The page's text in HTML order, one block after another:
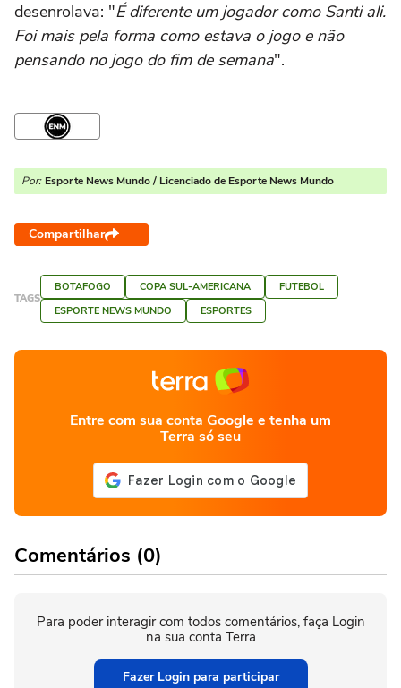
desenrolava: "É diferente um jogador como Santi ali.
Foi mais pela forma como estava o jogo e não
pensando no jogo do fim de semana".
Por: Esporte News Mundo / Licenciado de Esporte News Mundo
Compartilhar
TAGS
BOTAFOGO COPA SUL-AMERICANA
FUTEBOL
ESPORTE NEWS MUNDO
ESPORTES
Entre com sua conta Google e tenha um
Terra só seu
Comentários (0)
Para poder interagir com todos comentários, faça Login
na sua conta Terra
Fazer Login para participar